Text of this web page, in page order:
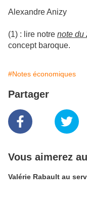
Alexandre Anizy
(1) : lire notre note du
concept baroque.
#Notes économiques
Partager
Vous aimerez
Valérie Rabault au